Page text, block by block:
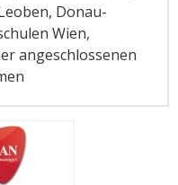
Donau-
Wien,
angeschlossenen